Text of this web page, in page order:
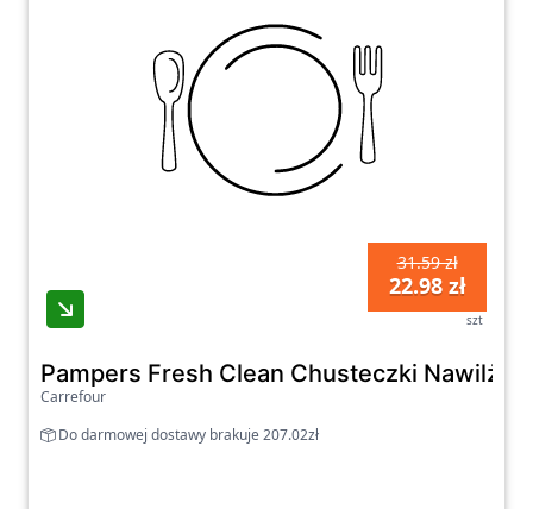
31.59 zł
22.98 zł
szt
Pampers Fresh Clean Chusteczki
Carrefour
Do darmowej dostawy brakuje 207.02zł